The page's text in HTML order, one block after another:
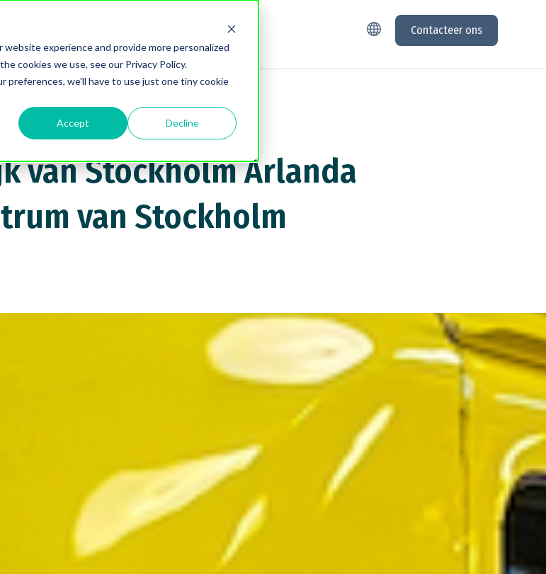
experience and provide more personalized
cookies we use, see our Privacy Policy.
preferences, we'll have to use just one tiny cookie
Accept Decline
Contacteer ons
van Stockholm Arlanda
van Stockholm